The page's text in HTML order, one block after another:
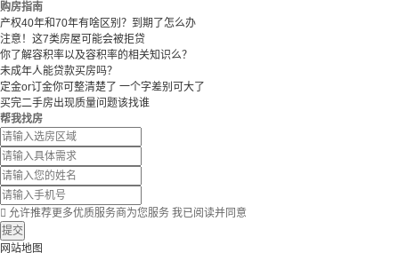
购房指南
产权40年和70年有啥区别？到期了怎么办
注意！这7类房屋可能会被拒贷
你了解容积率以及容积率的相关知识么？
未成年人能贷款买房吗？
定金or订金你可整清楚了 一个字差别可大了
买完二手房出现质量问题该找谁
帮我找房
 允许推荐更多优质服务商为您服务 我已阅读并同意
提交
网站地图